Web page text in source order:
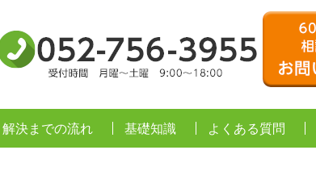
解決までの流れ 基礎知識 よくある質問